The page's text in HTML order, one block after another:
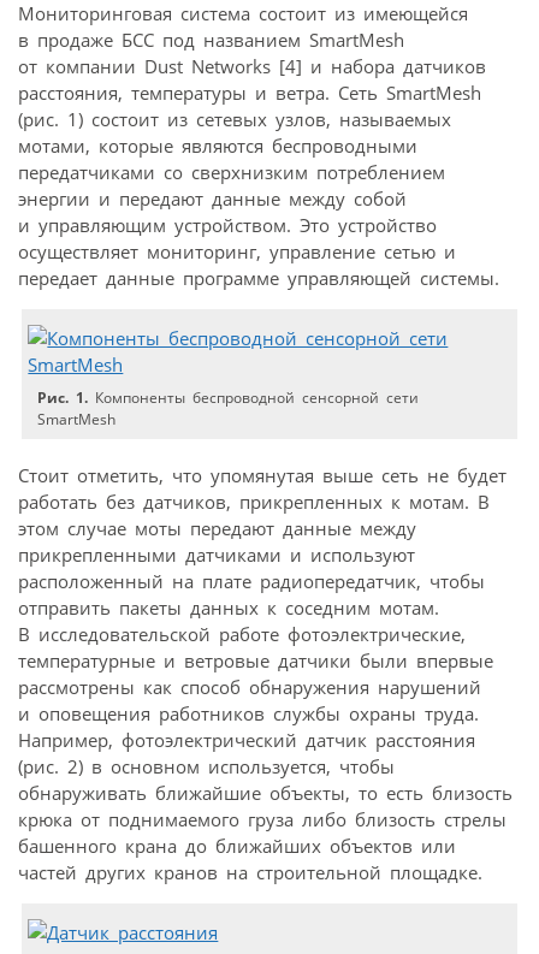
Мониторинговая система состоит из имеющейся
в продаже БСС под названием SmartMesh
от компании Dust Networks [4] и набора датчиков
расстояния, температуры и ветра. Сеть SmartMesh
(рис. 1) состоит из сетевых узлов, называемых
мотами, которые являются беспроводными
передатчиками со сверхнизким потреблением
энергии и передают данные между собой
и управляющим устройством. Это устройство
осуществляет мониторинг, управление сетью и
передает данные программе управляющей системы.
Рис. 1. Компоненты беспроводной сенсорной сети
SmartMesh
Стоит отметить, что упомянутая выше сеть не будет
работать без датчиков, прикрепленных к мотам. В
этом случае моты передают данные между
прикрепленными датчиками и используют
расположенный на плате радиопередатчик, чтобы
отправить пакеты данных к соседним мотам.
В исследовательской работе фотоэлектрические,
температурные и ветровые датчики были впервые
рассмотрены как способ обнаружения нарушений
и оповещения работников службы охраны труда.
Например, фотоэлектрический датчик расстояния
(рис. 2) в основном используется, чтобы
обнаруживать ближайшие объекты, то есть близость
крюка от поднимаемого груза либо близость стрелы
башенного крана до ближайших объектов или
частей других кранов на строительной площадке.